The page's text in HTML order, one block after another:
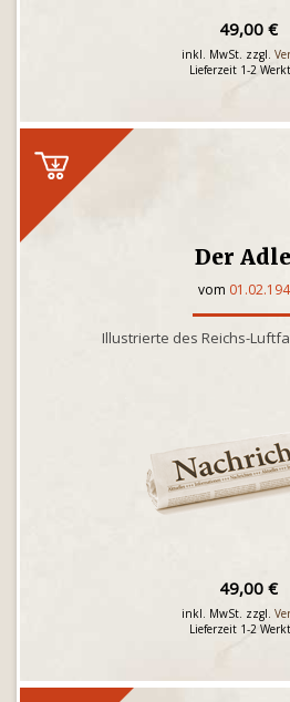
49,00 €
inkl. MwSt. zzgl.
Lieferzeit 1-2
Der
vom
Illustrierte des Reichs-
49,00 €
inkl. MwSt. zzgl.
Lieferzeit 1-2